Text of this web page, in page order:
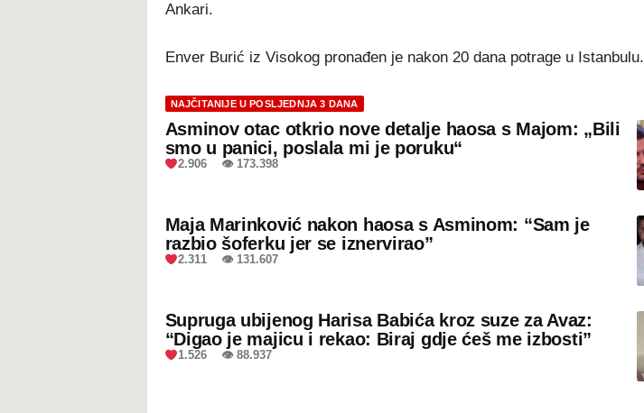
Ankari.
Enver Burić iz Visokog pronađen je nakon 20 dana potrage u Istanbulu.
NAJČITANIJE U POSLJEDNJA 3 DANA
Asminov otac otkrio nove detalje haosa s Majom: „Bili
smo u panici, poslala mi je poruku“
2.906 👁 173.398
Maja Marinković nakon haosa s Asminom: “Sam je
razbio šoferku jer se iznervirao”
2.311 👁 131.607
Supruga ubijenog Harisa Babića kroz suze za Avaz:
“Digao je majicu i rekao: Biraj gdje ćeš me izbosti”
1.526 👁 88.937